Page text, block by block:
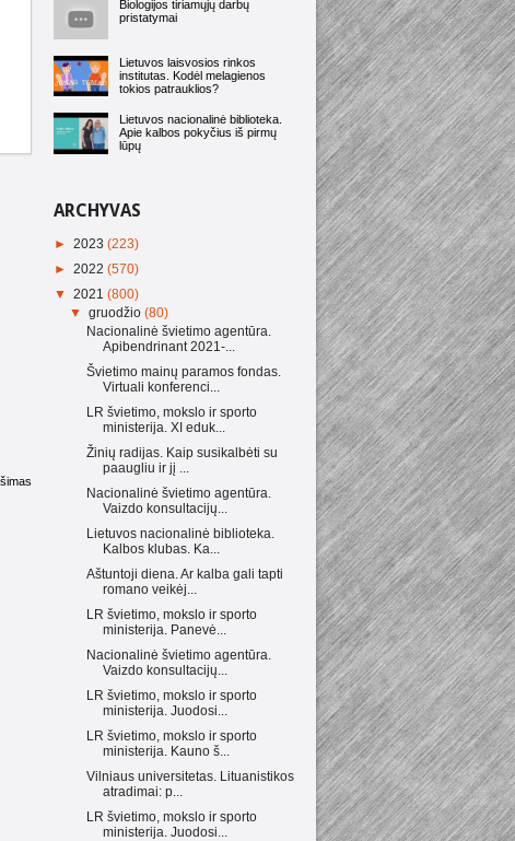
Biologijos tiriamųjų darbų
pristatymai
Lietuvos laisvosios rinkos
institutas. Kodėl melagienos
tokios patrauklios?
Lietuvos nacionalinė biblioteka.
Apie kalbos pokyčius iš pirmų
lūpų
ARCHYVAS
► 2023 (223)
► 2022 (570)
▼ 2021 (800)
▼gruodžio(80)
Nacionalinė švietimo agentūra.
Apibendrinant 2021-...
Švietimo mainų paramos fondas.
Virtuali konferenci...
LR švietimo, mokslo ir sporto
ministerija. XI eduk...
Žinių radijas. Kaip susikalbėti su
paaugliu ir jį ...
Nacionalinė švietimo agentūra.
Vaizdo konsultacijų...
Lietuvos nacionalinė biblioteka.
Kalbos klubas. Ka...
Aštuntoji diena. Ar kalba gali tapti
romano veikėj...
LR švietimo, mokslo ir sporto
ministerija. Panevė...
Nacionalinė švietimo agentūra.
Vaizdo konsultacijų...
LR švietimo, mokslo ir sporto
ministerija. Juodosi...
LR švietimo, mokslo ir sporto
ministerija. Kauno š...
Vilniaus universitetas. Lituanistikos
atradimai: p...
LR švietimo, mokslo ir sporto
ministerija. Juodosi...